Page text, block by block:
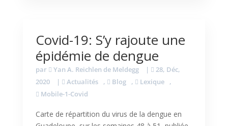
Covid-19: S’y rajoute une
épidémie de dengue
par Yan A. Reichlen de Meldegg |
28, Déc,
2020
| Actualités , Blog , Lexique
,
Mobile-1-Covid
Carte de répartition du virus de la dengue en